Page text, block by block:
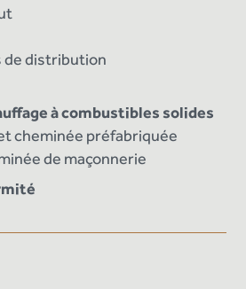
de distribution
à combustibles solides
cheminée préfabriquée
de maçonnerie